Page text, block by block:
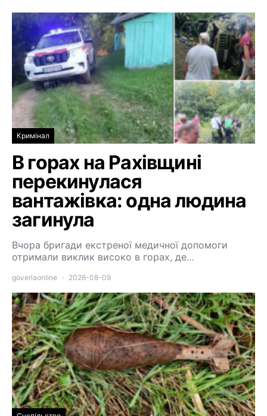
Кримінал
В горах на Рахівщині
перекинулася
вантажівка: одна людина
загинула
Вчора бригади екстреної медичної допомоги
отримали виклик високо в горах, де…
goverlaonline 2026-08-09